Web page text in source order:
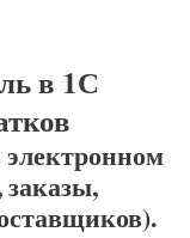
в 1С
заказы,